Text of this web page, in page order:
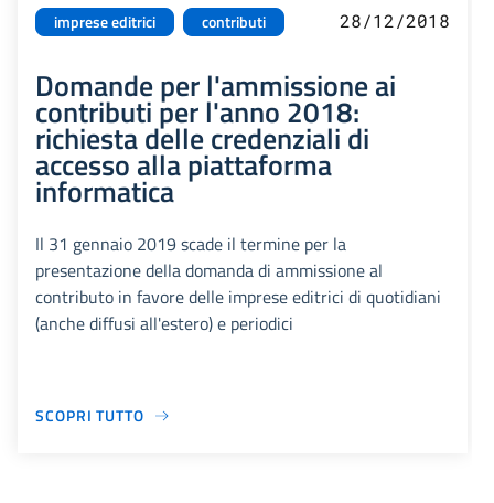
imprese editrici contributi 28/12/2018
Domande per l'ammissione ai
contributi per l'anno 2018:
richiesta delle credenziali di
accesso alla piattaforma
informatica
Il 31 gennaio 2019 scade il termine per la
presentazione della domanda di ammissione al
contributo in favore delle imprese editrici di quotidiani
(anche diffusi all'estero) e periodici
SCOPRI TUTTO